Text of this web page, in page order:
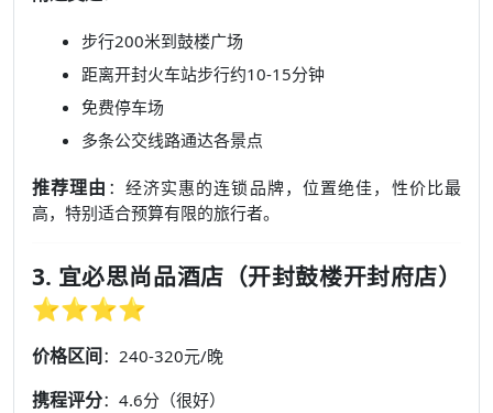
步行200米到鼓楼广场
距离开封火车站步行约10-15分钟
免费停车场
多条公交线路通达各景点
推荐理由 ：经济实惠的连锁品牌，位置绝佳，性价比最
高，特别适合预算有限的旅行者。
3. 宜必思尚品酒店（开封鼓楼开封府店）
⭐⭐⭐⭐
价格区间：240-320元/晚
携程评分：4.6分（很好）